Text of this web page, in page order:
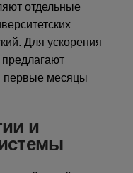
отдельные
Для ускорения
предлагают
первые месяцы
и